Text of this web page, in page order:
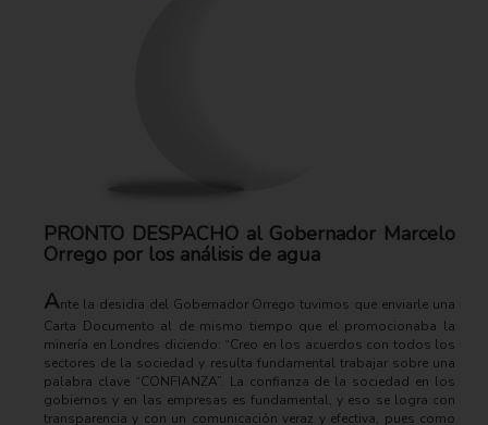
PRONTO DESPACHO al Gobernador Marcelo
Orrego por los análisis de agua
Ante la desidia del Gobernador Orrego tuvimos que enviarle una
Carta Documento al de mismo tiempo que el promocionaba la
minería en Londres diciendo: “Creo en los acuerdos con todos los
sectores de la sociedad y resulta fundamental trabajar sobre una
palabra clave “CONFIANZA”. La confianza de la sociedad en los
gobiernos y en las empresas es fundamental, y eso se logra con
transparencia y con un comunicación veraz y efectiva, pues como